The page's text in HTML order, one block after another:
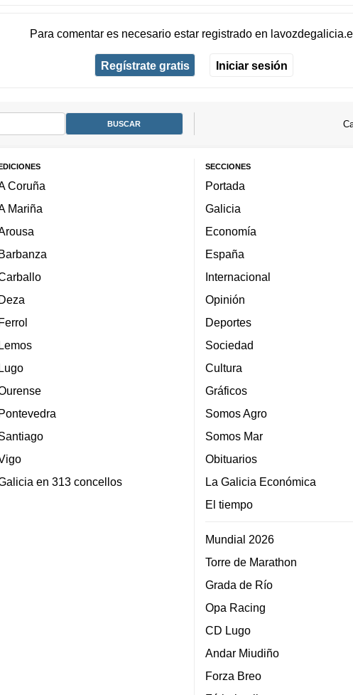
Para comentar es necesario estar registradoen
Regístrate gratis Iniciar sesión
EDICIONES
Coruña
Mariña
en 313 concellos
SECCIONES
Portada
Galicia
Economía
España
Internacional
Opinión
Deportes
Sociedad
Cultura
Gráficos
Somos Agro
Somos Mar
Obituarios
La Galicia Económica
El tiempo
Mundial 2026
Torre de Marathon
Grada de Río
Opa Racing
CD Lugo
Andar Miudiño
Forza Breo